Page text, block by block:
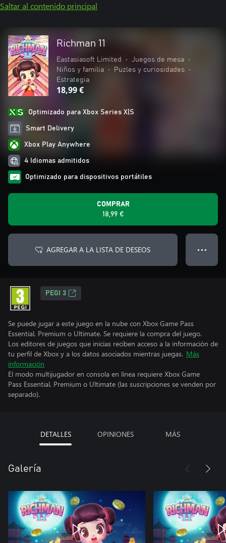
Saltar al contenido principal
Richman 11
Eastasiasoft Limited • Juegos de mesa
•
Niños y familia
• Puzles y curiosidades
•
Estrategia
18,99 €
Optimizado para Xbox Series X|S
Smart Delivery
Xbox Play Anywhere
4 Idiomas admitidos
Optimizado para dispositivos portátiles
COMPRAR
18,99 €
AGREGAR A LA LISTA DE DESEOS ● ● ●
PEGI 3
Se puede jugar a este juego en la nube con Xbox Game Pass
Essential, Premium o Ultimate. Se requiere la compra del juego.
Los editores de juegos que inicias reciben acceso a la información de
tu perfil de Xbox y a los datos asociados mientras juegas. Más
información
El modo multijugador en consola en línea requiere Xbox Game
Pass Essential, Premium o Ultimate (las suscripciones se venden por
separado).
DETALLES OPINIONES MÁS
Galería